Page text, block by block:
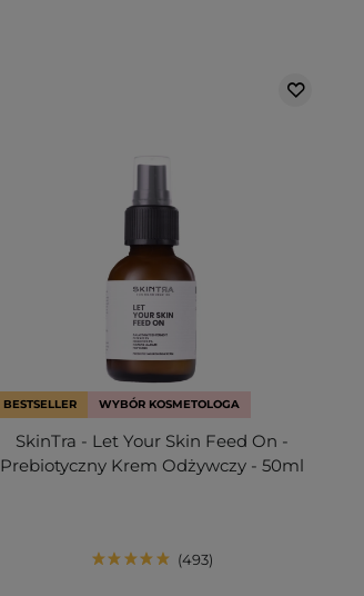
BESTSELLER WYBÓR KOSMETOLOGA
SkinTra - Let Your Skin Feed On -
Prebiotyczny Krem Odżywczy - 50ml
493